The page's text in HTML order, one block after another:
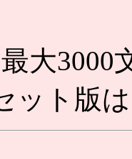
大
ット版